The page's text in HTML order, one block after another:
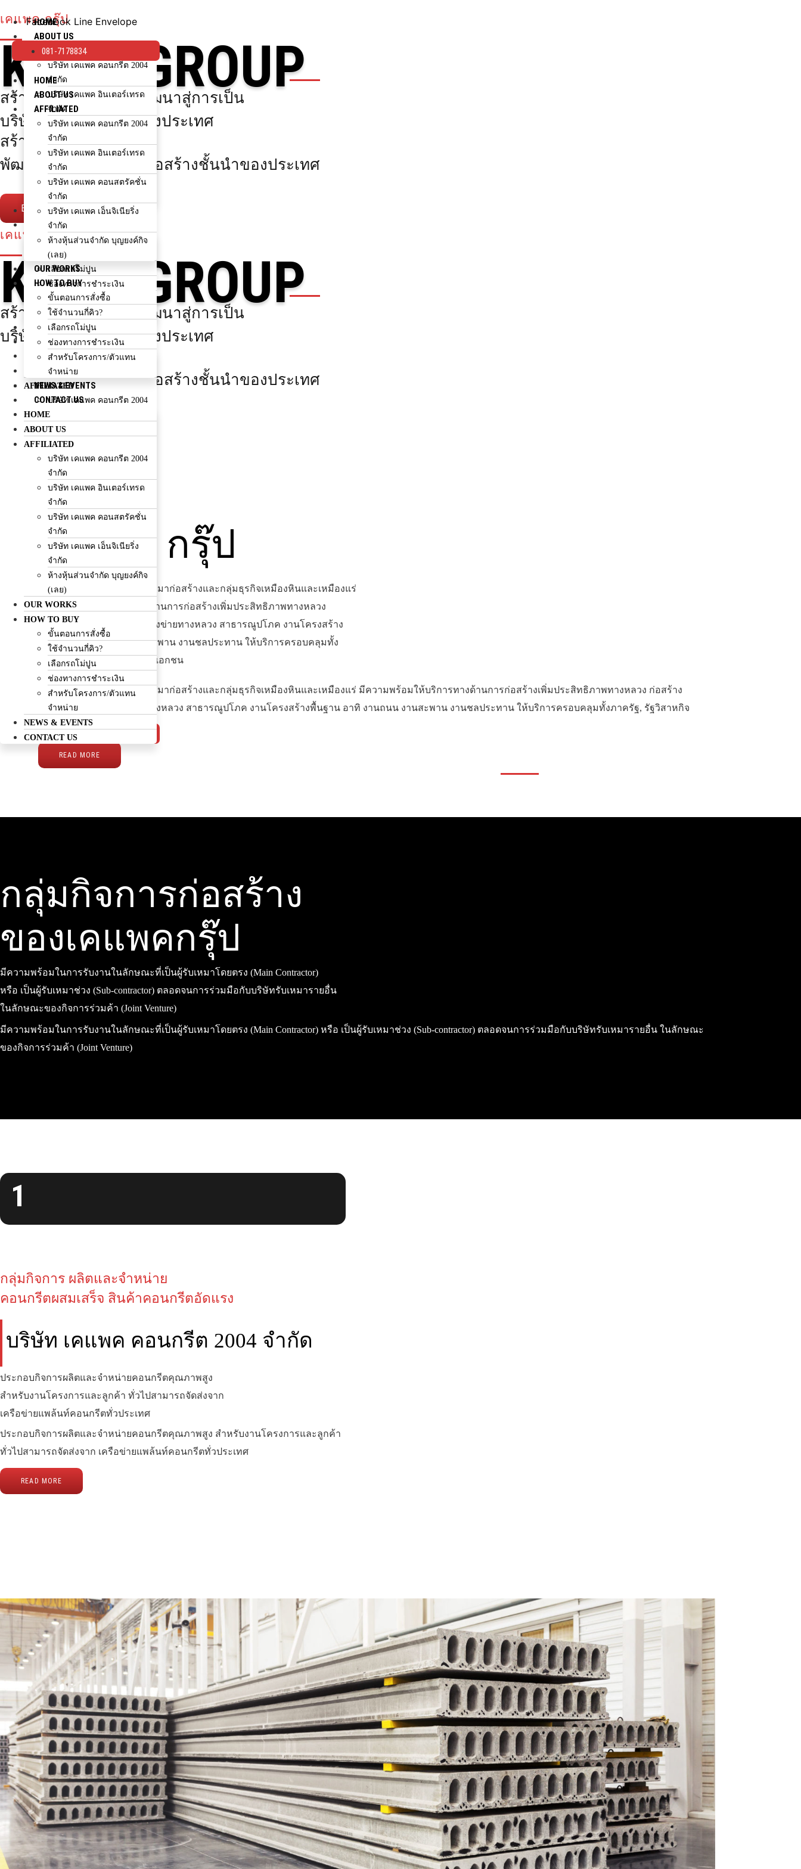
to
content
HOME
ABOUT US
AFFILIATED
บริษัท เคแพค คอนกรีต 2004
จำกัด
บริษัท เคแพค อินเตอร์เทรด
จำกัด
บริษัท เคแพค คอนสตรัคชั่น
จำกัด
บริษัท เคแพค เอ็นจิเนียริ่ง
จำกัด
ห้างหุ้นส่วนจำกัด บุญยงค์กิจ
(เลย)
OUR WORKS
HOW TO BUY
ขั้นตอนการสั่งซื้อ
ใช้จำนวนกี่คิว?
เลือกรถโม่ปูน
ช่องทางการชำระเงิน
สำหรับโครงการ/ตัวแทน
จำหน่าย
NEWS & EVENTS
CONTACT US
HOME
ABOUT US
AFFILIATED
บริษัท เคแพค คอนกรีต 2004
จำกัด
บริษัท เคแพค อินเตอร์เทรด
จำกัด
บริษัท เคแพค คอนสตรัคชั่น
จำกัด
บริษัท เคแพค เอ็นจิเนียริ่ง
จำกัด
ห้างหุ้นส่วนจำกัด บุญยงค์กิจ
(เลย)
OUR WORKS
HOW TO BUY
ขั้นตอนการสั่งซื้อ
ใช้จำนวนกี่คิว?
เลือกรถโม่ปูน
ช่องทางการชำระเงิน
สำหรับโครงการ/ตัวแทน
จำหน่าย
NEWS & EVENTS
CONTACT US
Facebook Line
081-7178834
Facebook Line Envelope
081-7178834
HOME
ABOUT US
AFFILIATED
บริษัท เคแพค คอนกรีต 2004
จำกัด
บริษัท เคแพค อินเตอร์เทรด
จำกัด
บริษัท เคแพค คอนสตรัคชั่น
จำกัด
บริษัท เคแพค เอ็นจิเนียริ่ง
จำกัด
ห้างหุ้นส่วนจำกัด บุญยงค์กิจ
(เลย)
OUR WORKS
HOW TO BUY
ขั้นตอนการสั่งซื้อ
ใช้จำนวนกี่คิว?
เลือกรถโม่ปูน
ช่องทางการชำระเงิน
สำหรับโครงการ/ตัวแทน
จำหน่าย
NEWS & EVENTS
CONTACT US
HOME
ABOUT US
AFFILIATED
บริษัท เคแพค คอนกรีต 2004
จำกัด
บริษัท เคแพค อินเตอร์เทรด
จำกัด
บริษัท เคแพค คอนสตรัคชั่น
จำกัด
บริษัท เคแพค เอ็นจิเนียริ่ง
จำกัด
ห้างหุ้นส่วนจำกัด บุญยงค์กิจ
(เลย)
OUR WORKS
HOW TO BUY
ขั้นตอนการสั่งซื้อ
ใช้จำนวนกี่คิว?
เลือกรถโม่ปูน
ช่องทางการชำระเงิน
สำหรับโครงการ/ตัวแทน
จำหน่าย
NEWS & EVENTS
CONTACT US
เคแพค กรุ๊ป
KPAC GROUP
สร้างผลงานคุณภาพ พัฒนาสู่การเป็น
บริษัทก่อสร้างชั้นนำของประเทศ
สร้างผลงานคุณภาพ
พัฒนาสู่การเป็นบริษัทก่อสร้างชั้นนำของประเทศ
EXPLOR MORE
เคแพค กรุ๊ป
KPAC GROUP
สร้างผลงานคุณภาพ พัฒนาสู่การเป็น
บริษัทก่อสร้างชั้นนำของประเทศ
สร้างผลงานคุณภาพ
พัฒนาสู่การเป็นบริษัทก่อสร้างชั้นนำของประเทศ
EXPLOR MORE
KPAC GROUP
เคแพค กรุ๊ป
ดำเนินธุรกิจเกี่ยวกับการรับเหมาก่อสร้างและกลุ่มธุรกิจเหมืองหินและเหมืองแร่
มีความพร้อมให้บริการทางด้านการก่อสร้างเพิ่มประสิทธิภาพทางหลวง
ก่อสร้างโครงการ บูรณะโครงข่ายทางหลวง สาธารณูปโภค งานโครงสร้าง
พื้นฐาน อาทิ งานถนน งานสะพาน งานชลประทาน ให้บริการครอบคลุมทั้ง
ภาครัฐ, รัฐวิสาหกิจ และภาคเอกชน
ดำเนินธุรกิจเกี่ยวกับการรับเหมาก่อสร้างและกลุ่มธุรกิจเหมืองหินและเหมืองแร่ มีความพร้อมให้บริการทางด้านการก่อสร้างเพิ่มประสิทธิภาพทางหลวง ก่อสร้าง
โครงการ บูรณะโครงข่ายทางหลวง สาธารณูปโภค งานโครงสร้างพื้นฐาน อาทิ งานถนน งานสะพาน งานชลประทาน ให้บริการครอบคลุมทั้งภาครัฐ, รัฐวิสาหกิจ
และภาคเอกชน
READ MORE
กลุ่มกิจการก่อสร้าง
ของเคแพคกรุ๊ป
มีความพร้อมในการรับงานในลักษณะที่เป็นผู้รับเหมาโดยตรง (Main Contractor)
หรือ เป็นผู้รับเหมาช่วง (Sub-contractor) ตลอดจนการร่วมมือกับบริษัทรับเหมารายอื่น
ในลักษณะของกิจการร่วมค้า (Joint Venture)
มีความพร้อมในการรับงานในลักษณะที่เป็นผู้รับเหมาโดยตรง (Main Contractor) หรือ เป็นผู้รับเหมาช่วง (Sub-contractor) ตลอดจนการร่วมมือกับบริษัทรับเหมารายอื่น ในลักษณะ
ของกิจการร่วมค้า (Joint Venture)
1
กลุ่มกิจการ ผลิตและจำหน่าย
คอนกรีตผสมเสร็จ สินค้าคอนกรีตอัดแรง
บริษัท เคแพค คอนกรีต 2004 จำกัด
ประกอบกิจการผลิตและจำหน่ายคอนกรีตคุณภาพสูง
สำหรับงานโครงการและลูกค้า ทั่วไปสามารถจัดส่งจาก
เครือข่ายแพล้นท์คอนกรีตทั่วประเทศ
ประกอบกิจการผลิตและจำหน่ายคอนกรีตคุณภาพสูง สำหรับงานโครงการและลูกค้า
ทั่วไปสามารถจัดส่งจาก เครือข่ายแพล้นท์คอนกรีตทั่วประเทศ
READ MORE